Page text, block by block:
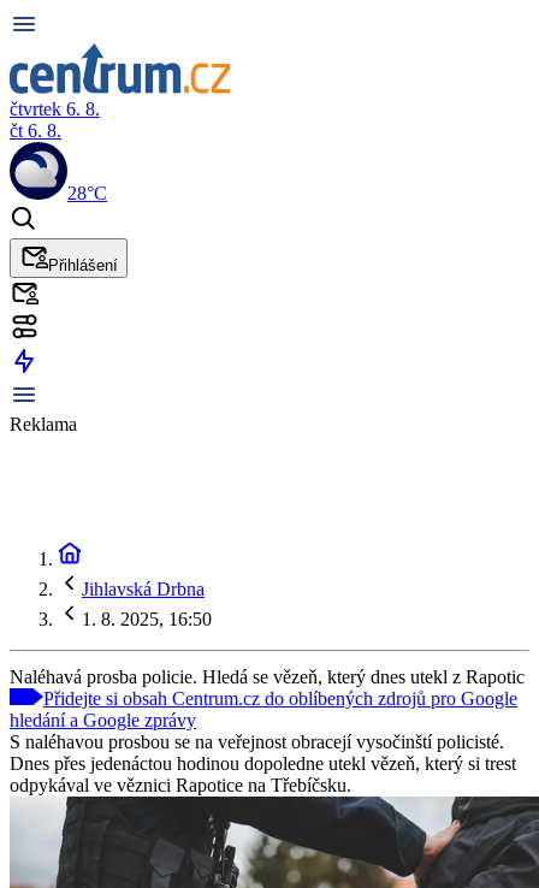
čtvrtek 6. 8.
čt 6. 8.
28°C
Přihlášení
Reklama
Jihlavská Drbna
1. 8. 2025, 16:50
Naléhavá prosba policie. Hledá se vězeň, který dnes utekl z Rapotic
Přidejte si obsah Centrum.cz do oblíbených zdrojů pro Google
hledání a Google zprávy
S naléhavou prosbou se na veřejnost obracejí vysočinští policisté.
Dnes přes jedenáctou hodinou dopoledne utekl vězeň, který si trest
odpykával ve věznici Rapotice na Třebíčsku.